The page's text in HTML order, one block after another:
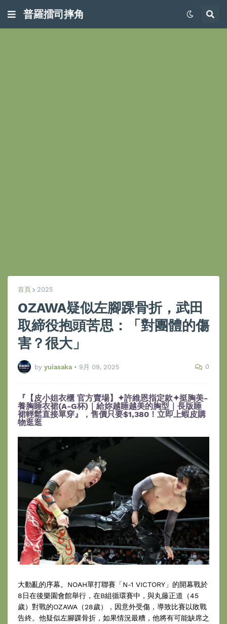
普羅擂司摔角
首頁 2025
OZAWA疑似左腳踝骨折，武田
取締役抱頭苦思：「對團體的傷
害？很大」
by yuiasaka • 9月 09, 2025 0
『【皮小姐衣櫃 官方賣場】✦許維恩指定款✦挺胸美-
養胸睡衣裙(A-G杯)｜給妳越睡越美的胸型｜長版睡
裙輕鬆直接單穿』，售價只要$1,380！立即上蝦皮購
物逛逛
大動亂的序幕。NOAH單打聯賽「N-1 VICTORY」的開幕戰於
8日在後樂園會館舉行，在B組循環賽中，與丸藤正道（45
歲）對戰的OZAWA（28歲），因意外受傷，導致比賽以敗戰
告終。他疑似左腳踝骨折，如果情況最糟，他將有可能缺席之